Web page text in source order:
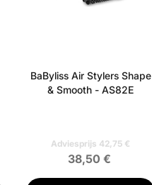
BaByliss Air Stylers Shape
& Smooth - AS82E
Adviesprijs 42,75 €
38,50 €